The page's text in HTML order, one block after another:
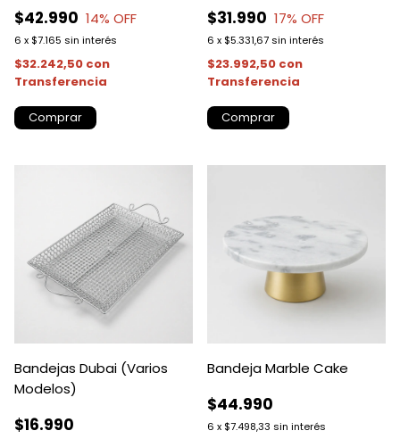
$42.990 14% OFF
6 x $7.165 sin interés
$32.242,50 con
Transferencia
$31.990 17% OFF
6 x $5.331,67 sin interés
$23.992,50 con
Transferencia
Bandejas Dubai (Varios
Modelos)
$16.990
Bandeja Marble Cake
$44.990
6 x $7.498,33 sin interés